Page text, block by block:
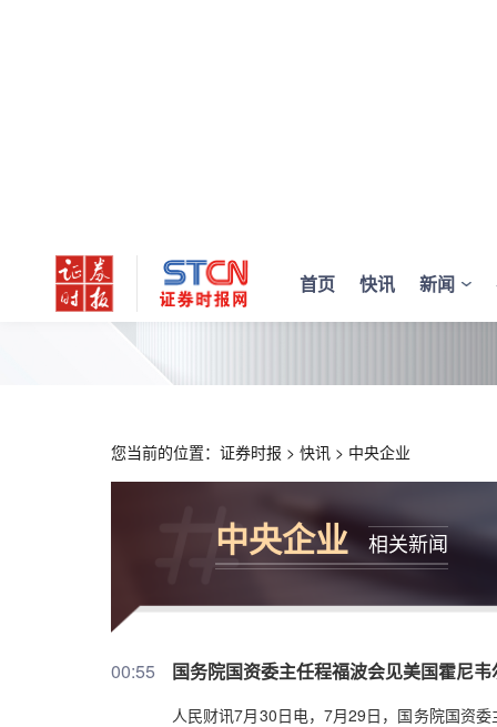
首页 快讯 新闻
您当前的位置： 证券时报 > 快讯 > 中央企业
中央企业 相关新闻
00:55 国务院国资委主任程福波会见美国霍尼
人民财讯7月30日电，7月29日，国务院国资